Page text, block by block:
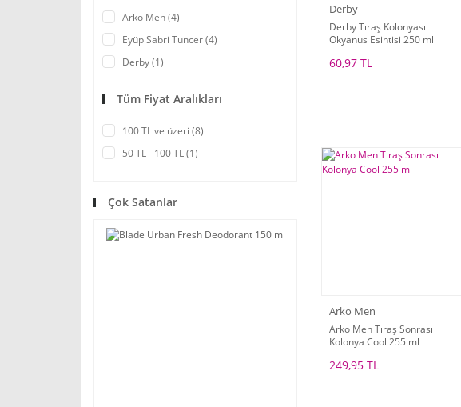
Arko Men (4)
Eyüp Sabri Tuncer (4)
Derby (1)
Tüm Fiyat Aralıkları
100 TL ve üzeri (8)
50 TL - 100 TL (1)
Çok Satanlar
Derby
Derby Tıraş Kolonyası
Okyanus Esintisi 250 ml
60,97 TL
Arko Men
Arko Men Tıraş Sonrası
Kolonya Cool 255 ml
249,95 TL